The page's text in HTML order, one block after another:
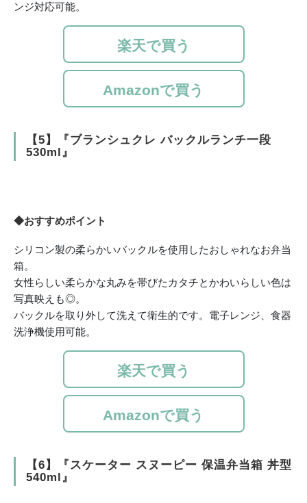
ンジ対応可能。
楽天で買う
Amazonで買う
【5】『ブランシュクレ バックルランチ一段
530ml』
◆おすすめポイント
シリコン製の柔らかいバックルを使用したおしゃれなお弁当
箱。
女性らしい柔らかな丸みを帯びたカタチとかわいらしい色は
写真映えも◎。
バックルを取り外して洗えて衛生的です。電子レンジ、食器
洗浄機使用可能。
楽天で買う
Amazonで買う
【6】『スケーター スヌーピー 保温弁当箱 丼型
540ml』